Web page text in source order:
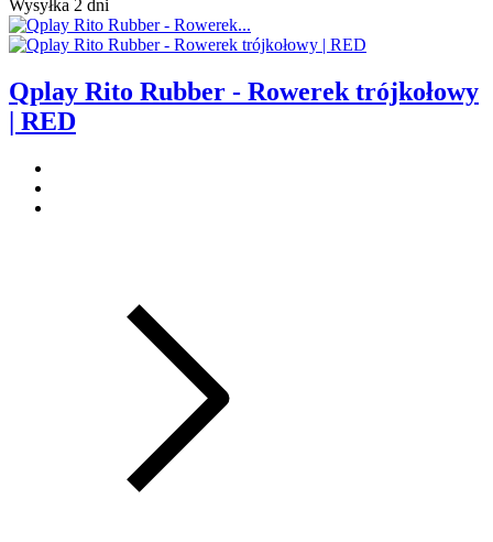
Wysyłka 2 dni
Qplay Rito Rubber - Rowerek trójkołowy
| RED